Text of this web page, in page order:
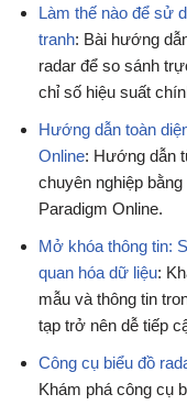
Làm thế nào để sử
tranh: Bài hướng
radar để so sánh
chỉ số hiệu suất
Hướng dẫn toàn
Online: Hướng dẫn
chuyên nghiệp
Paradigm Online.
Mở khóa thông tin:
quan hóa dữ liệu:
mẫu và thông tin
tạp trở nên dễ tiếp
Công cụ biểu đồ
Khám phá công cụ